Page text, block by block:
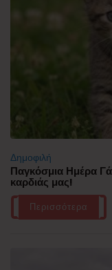
Δημοφιλή
Παγκόσμια Ημέρα
καρδιάς μας!
Περισσότερα